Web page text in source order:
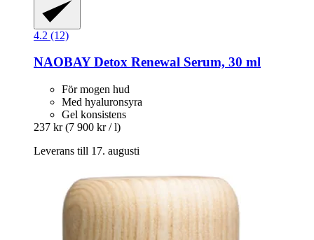
4.2 (12)
NAOBAYDetox Renewal Serum, 30 ml
För mogen hud
Med hyaluronsyra
Gel konsistens
237 kr (7 900 kr / l)
Leverans till 17. augusti